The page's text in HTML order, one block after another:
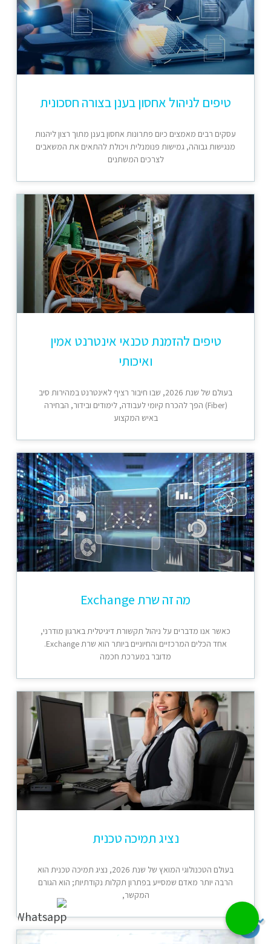
טיפים לניהול אחסון בענן בצורה חסכונית
עסקים רבים מאמצים כיום פתרונות אחסון בענן מתוך רצון ליהנות
מנגישות גבוהה, גמישות פנומנלית ויכולת להתאים את המשאבים
לצרכים המשתנים
טיפים להזמנת טכנאי אינטרנט אמין
ואיכותי
בעולם של שנת 2026, שבו חיבור רציף לאינטרנט במהירות סיב
(Fiber) הפך להכרח קיומי לעבודה, לימודים ובידור, הבחירה
באיש המקצוע
מה זה שרת Exchange
כאשר אנו מדברים על ניהול תקשורת דיגיטלית בארגון מודרני,
אחד הכלים המרכזיים והחיוניים ביותר הוא שרת Exchange.
מדובר במערכת חכמה
נציג תמיכה טכנית
בעולם הטכנולוגי המואץ של שנת 2026, נציג תמיכה טכנית הוא
הרבה יותר מאדם שמסייע בפתרון תקלות נקודתיות; הוא הגורם
המקשר,